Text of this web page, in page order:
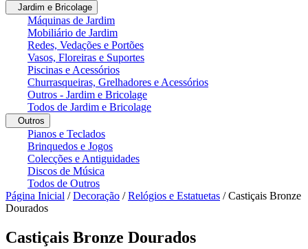
Jardim e Bricolage
Máquinas de Jardim
Mobiliário de Jardim
Redes, Vedações e Portões
Vasos, Floreiras e Suportes
Piscinas e Acessórios
Churrasqueiras, Grelhadores e Acessórios
Outros - Jardim e Bricolage
Todos de Jardim e Bricolage
Outros
Pianos e Teclados
Brinquedos e Jogos
Colecções e Antiguidades
Discos de Música
Todos de Outros
Página Inicial /Decoração /Relógios e Estatuetas /Castiçais Bronze
Dourados
Castiçais Bronze Dourados